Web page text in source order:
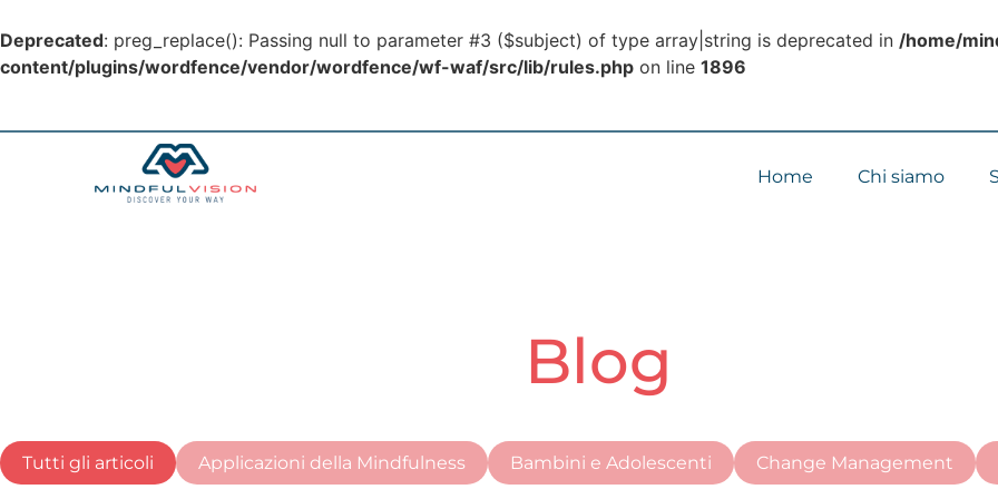
Deprecated: preg_replace(): Passing null to parameter #3 ($subject) of type array|string is deprecated in /home/
content/plugins/wordfence/vendor/wordfence/wf-waf/src/lib/rules.php on line 1896
Home Chi siamo
Blog
Applicazioni della Mindfulness Bambini e Adolescenti Change Management
Tutti gli articoli